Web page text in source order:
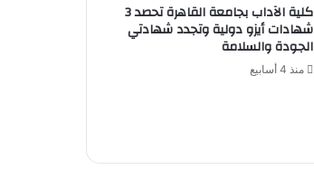
كلية الآداب بجامعة القاهرة تحصد 3
شهادات أيزو دولية وتجدد شهادتي
الجودة والسلامة
منذ 4 أسابيع